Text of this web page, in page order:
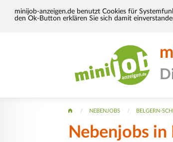
minijob-anzeigen.de benutzt Cookies für
den Ok-Button erklären Sie sich damit
NEBENJOBS BELGERN-
Nebenjobs in